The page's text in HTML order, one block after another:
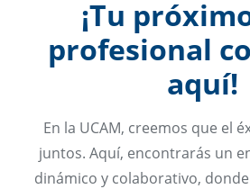
¡Tu
profesional
aquí!
En la UCAM, creemos que el
juntos. Aquí, encontrarás un
dinámico y colaborativo,